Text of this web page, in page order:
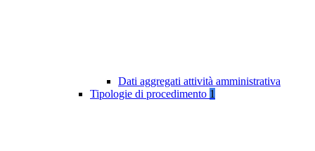
Dati aggregati attività amministrativa
Tipologie di procedimento 1